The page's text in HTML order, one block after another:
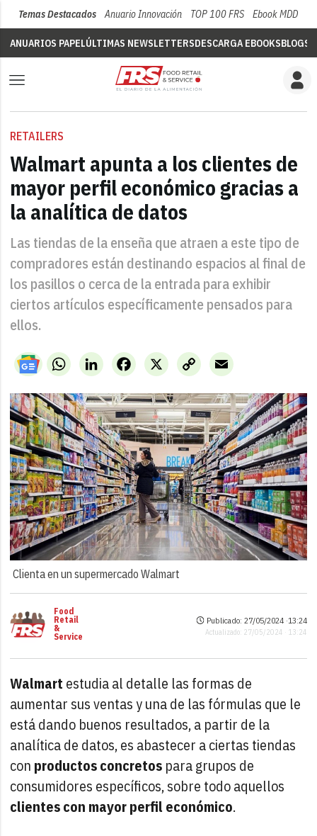
Temas Destacados Anuario Innovación TOP 100 FRS Ebook MDD
ANUARIOS PAPELÚLTIMAS NEWSLETTERSDESCARGA EBOOKSBLOGS
RETAILERS
Walmart apunta a los clientes de
mayor perfil económico gracias a
la analítica de datos
Las tiendas de la enseña que atraen a este tipo de
compradores están destinando espacios al final de
los pasillos o cerca de la entrada para exhibir
ciertos artículos específicamente pensados para
ellos.
WhatsAppLinkedIn X
Facebook
Copy
Link
Email
Clienta en un supermercado Walmart
Food
Retail
&
Service
Publicado: 27/05/2024 ·13:24
Actualizado: 27/05/2024 · 13:24
Walmart estudia al detalle las formas de
aumentar sus ventas y una de las fórmulas que le
está dando buenos resultados, a partir de la
analítica de datos, es abastecer a ciertas tiendas
con productos concretos para grupos de
consumidores específicos, sobre todo aquellos
clientes con mayor perfil económico.